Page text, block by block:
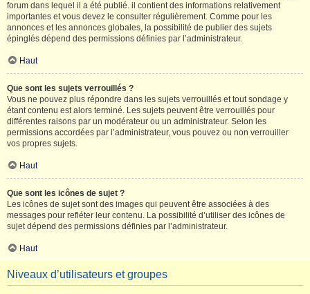
forum dans lequel il a été publié. il contient des informations relativement
importantes et vous devez le consulter régulièrement. Comme pour les
annonces et les annonces globales, la possibilité de publier des sujets
épinglés dépend des permissions définies par l’administrateur.
Haut
Que sont les sujets verrouillés ?
Vous ne pouvez plus répondre dans les sujets verrouillés et tout sondage y
étant contenu est alors terminé. Les sujets peuvent être verrouillés pour
différentes raisons par un modérateur ou un administrateur. Selon les
permissions accordées par l’administrateur, vous pouvez ou non verrouiller
vos propres sujets.
Haut
Que sont les icônes de sujet ?
Les icônes de sujet sont des images qui peuvent être associées à des
messages pour refléter leur contenu. La possibilité d’utiliser des icônes de
sujet dépend des permissions définies par l’administrateur.
Haut
Niveaux d’utilisateurs et groupes